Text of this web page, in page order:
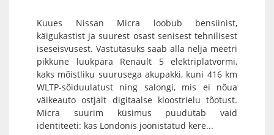
Kuues Nissan Micra loobub bensiinist,
käigukastist ja suurest osast senisest tehnilisest
iseseisvusest. Vastutasuks saab alla nelja meetri
pikkune luukpära Renault 5 elektriplatvormi,
kaks mõistliku suurusega akupakki, kuni 416 km
WLTP-sõiduulatust ning salongi, mis ei nõua
väikeauto ostjalt digitaalse kloostrielu tõotust.
Micra suurim küsimus puudutab vaid
identiteeti: kas Londonis joonistatud kere...